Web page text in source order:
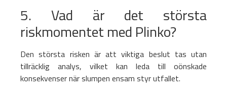
5. Vad är det största
riskmomentet med Plinko?
Den största risken är att viktiga beslut tas utan
tillräcklig analys, vilket kan leda till oönskade
konsekvenser när slumpen ensam styr utfallet.